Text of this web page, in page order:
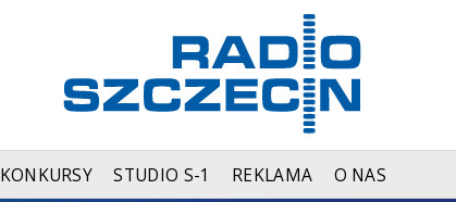
KONKURSY STUDIO S-1 REKLAMA O NAS